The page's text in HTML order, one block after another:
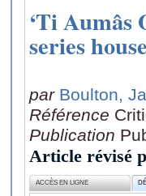
‘Ti Aumâs
series
par Boulton,
Référence
Publication
Article révisé
ACCÈS EN LIGNE